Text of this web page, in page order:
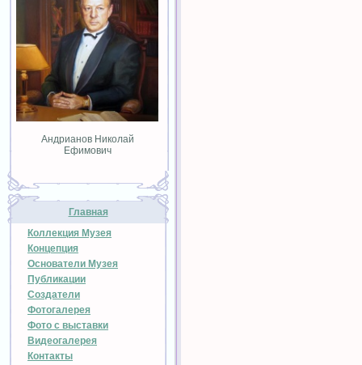
Андрианов Николай
Ефимович
Главная
Коллекция Музея
Концепция
Основатели Музея
Публикации
Создатели
Фотогалерея
Фото с выставки
Видеогалерея
Контакты